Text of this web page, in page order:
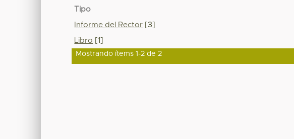
Tipo
Informe del Rector [3]
Libro [1]
Mostrando ítems 1-2 de 2